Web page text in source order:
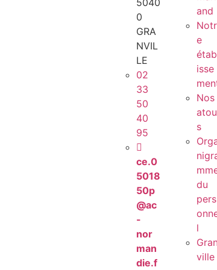
5040
0
GRA
NVIL
LE
02
33
50
40
95
ce.0
5018
50p
@ac
-
nor
man
die.f
and
Notr
e
isse
Nos
s
du
pers
l
ville